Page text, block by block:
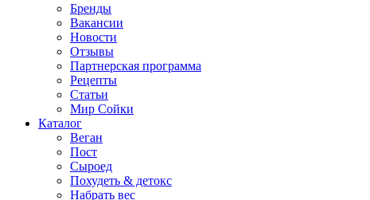
Бренды
Вакансии
Новости
Отзывы
Партнерская программа
Рецепты
Статьи
Мир Сойки
Каталог
Веган
Пост
Сыроед
Похудеть & детокс
Набрать вес